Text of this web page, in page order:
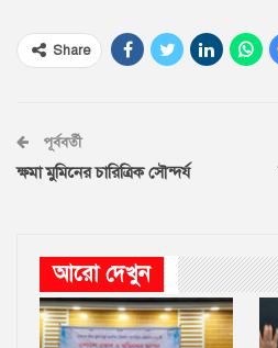
Share
পূর্ববর্তী
ক্ষমা মুমিনের চারিত্রিক সৌন্দর্য
আরো দেখুন